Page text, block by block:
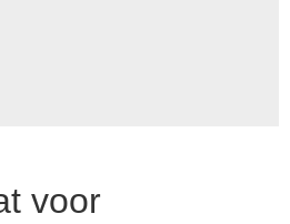
voor